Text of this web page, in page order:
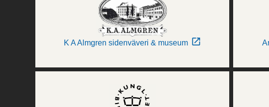
K A Almgren sidenväveri & museum